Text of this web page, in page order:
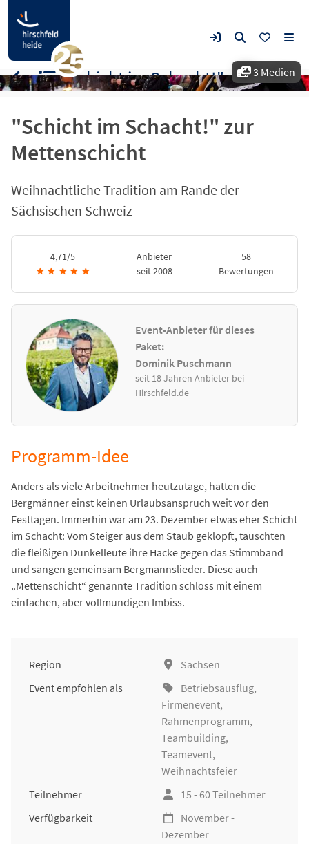
3 Medien
"Schicht im Schacht!" zur
Mettenschicht
Weihnachtliche Tradition am Rande der
Sächsischen Schweiz
4,71/5
★ ★ ★ ★ ★
Anbieter
seit 2008
58
Bewertungen
Event-Anbieter für dieses
Paket:
Dominik Puschmann
seit 18 Jahren Anbieter bei
Hirschfeld.de
"Schicht im Schacht!" zur Mettenschicht
Programm-Idee
Anders als viele Arbeitnehmer heutzutage, hatten die
Bergmänner einst keinen Urlaubsanspruch weit vor den
Festtagen. Immerhin war am 23. Dezember etwas eher Schicht
im Schacht: Vom Steiger aus dem Staub geklopft, tauschten
die fleißigen Dunkelleute ihre Hacke gegen das Stimmband
und sangen gemeinsam Bergmannslieder. Diese auch
„Mettenschicht“ genannte Tradition schloss mit einem
einfachen, aber vollmundigen Imbiss.
Region
Sachsen
Event empfohlen als
Betriebsausflug,
Firmenevent,
Rahmenprogramm,
Teambuilding,
Teamevent,
Weihnachtsfeier
Teilnehmer
15 - 60 Teilnehmer
Verfügbarkeit
November -
Dezember